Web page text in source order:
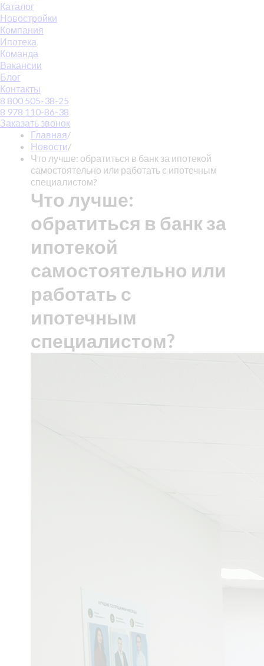
Каталог
Новостройки
Компания
Ипотека
Команда
Вакансии
Блог
Контакты
8 800 505-38-25
8 978 110-86-38
Заказать звонок
Главная/
Новости/
Что лучше: обратиться в банк за ипотекой
самостоятельно или работать с ипотечным
специалистом?
Что лучше:
обратиться в банк за
ипотекой
самостоятельно или
работать с
ипотечным
специалистом?